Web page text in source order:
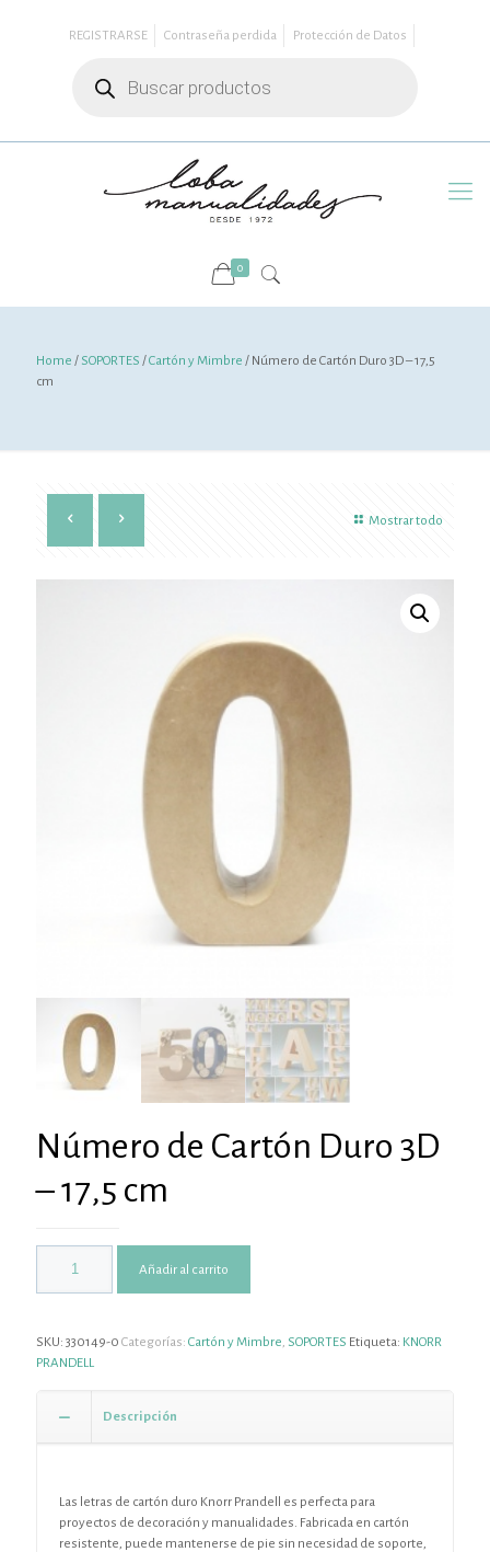
REGISTRARSE Contraseña perdida
Protección de Datos
productos
0
Home / SOPORTES /Cartón y Mimbre / Número de Cartón Duro 3D – 17,5
cm
Mostrar todo
Número de Cartón Duro 3D
– 17,5 cm
Añadir al carrito
SKU: 330149-0 Categorías: Cartón y Mimbre SOPORTES Etiqueta: KNORR
PRANDELL
Descripción
Las letras de cartón duro Knorr Prandell es perfecta para
proyectos de decoración y manualidades. Fabricada en cartón
resistente, puede mantenerse de pie sin necesidad de soporte,